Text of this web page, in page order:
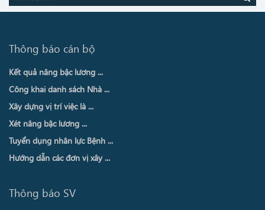
Thông báo cán bộ
Kết quả nâng bậc lương ...
Công khai danh sách Nhà ...
Xây dựng vị trí việc là ...
Xét nâng bậc lương ...
Tuyển dụng nhân lực Bệnh ...
Hướng dẫn các đơn vị xây ...
Thông báo SV